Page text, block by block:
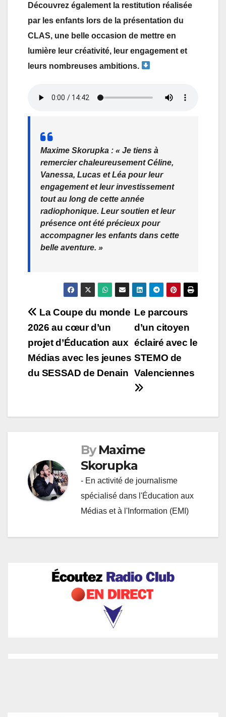
Découvrez également la restitution réalisée
par les enfants lors de la présentation du
CLAS, une belle occasion de mettre en
lumière leur créativité, leur engagement et
leurs nombreuses ambitions.
Maxime Skorupka : « Je tiens à
remercier chaleureusement Céline,
Vanessa, Lucas et Léa pour leur
engagement et leur investissement
tout au long de cette année
radiophonique. Leur soutien et leur
présence ont été précieux pour
accompagner les enfants dans cette
belle aventure. »
Navigation
de
l’article
Le parcours
d’un citoyen
éclairé avec le
STEMO de
Valenciennes
La Coupe du monde
2026 au cœur d’un
projet d’Éducation aux
Médias avec les jeunes
du SESSAD de Denain
By Maxime
Skorupka
- En activité de journalisme
spécialisé dans l'Éducation aux
Médias et à l'Information (EMI)